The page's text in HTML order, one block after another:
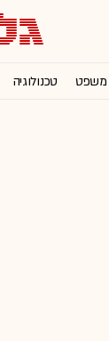
משפט טכנולוגיה